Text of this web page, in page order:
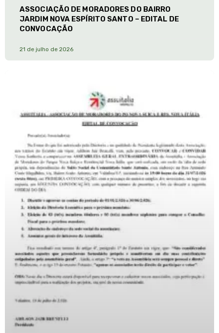
ASSOCIAÇÃO DE MORADORES DO BAIRRO
JARDIM NOVA ESPÍRITO SANTO – EDITAL DE
CONVOCAÇÃO
21 de julho de 2026